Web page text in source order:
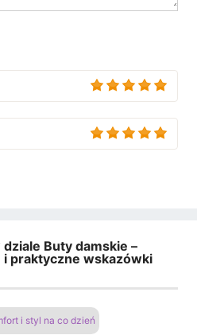
Buty damskie –
praktyczne wskazówki
i styl na co dzień